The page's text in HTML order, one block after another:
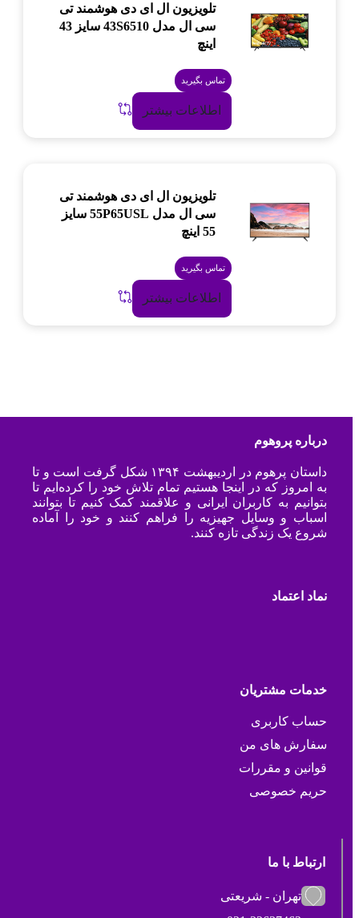
تلویزیون ال ای دی هوشمند تی
سی ال مدل 43S6510 سایز 43
اینچ
تماس بگیرید
اطلاعات بیشتر
تلویزیون ال ای دی هوشمند تی
سی ال مدل 55P65USL سایز
55 اینچ
تماس بگیرید
اطلاعات بیشتر
درباره پروهوم
داستان پرهوم در اردیبهشت ۱۳۹۴ شکل گرفت است و تا
به امروز که در اینجا هستیم تمام تلاش خود را کرده‌ایم تا
بتوانیم به کاربران ایرانی و علاقمند کمک کنیم تا بتوانند
اسباب و وسایل جهیزیه را فراهم کنند و خود را آماده
شروع یک زندگی تازه کنند.
نماد اعتماد
خدمات مشتریان
حساب کاربری
سفارش های من
قوانین و مقررات
حریم خصوصی
ارتباط با ما
تهران - شریعتی